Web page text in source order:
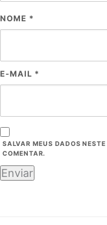
NOME *
E-MAIL *
SALVAR MEUS DADOS
COMENTAR.